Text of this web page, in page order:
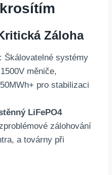
Záloha
: Škálovatelné systémy
měniče,
pro stabilizaci
LiFePO4
zálohování
a továrny při